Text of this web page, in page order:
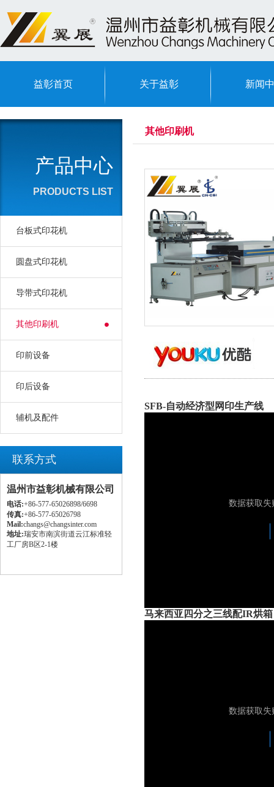
益彰首页 关于益彰 新闻
产品中心
PRODUCTS LIST
台板式印花机
圆盘式印花机
导带式印花机
其他印刷机
印前设备
印后设备
辅机及配件
联系方式
温州市益彰机械有限公司
电话:+86-577-65026898/6698
传真:+86-577-65026798
Mail:changs@changsinter.com
地址:瑞安市南滨街道云江标准轻
工厂房B区2-1楼
其他印刷机
SFB-自动经济型网印生产线
马来西亚四分之三线配IR烘箱